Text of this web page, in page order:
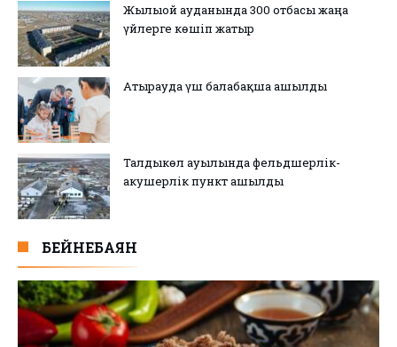
Жылыой ауданында 300 отбасы жаңа
үйлерге көшіп жатыр
Атырауда үш балабақша ашылды
Талдыкөл ауылында фельдшерлік-
акушерлік пункт ашылды
БЕЙНЕБАЯН